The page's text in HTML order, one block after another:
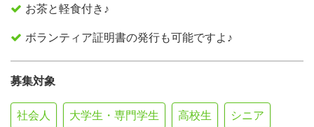
お茶と軽食付き♪
ボランティア証明書の発行も可能ですよ♪
募集対象
社会人 大学生・専門学生 高校生 シニア